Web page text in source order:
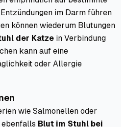
im Darm führen
können wiederum Blutungen
der Katze in Verbindung
kann auf eine
oder Allergie
wie Salmonellen oder
ebenfalls Blut im Stuhl bei